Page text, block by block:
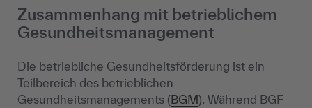
Zusammenhang mit betrieblichem
Gesundheitsmanagement
Die betriebliche Gesundheitsförderung ist ein
Teilbereich des betrieblichen
Gesundheitsmanagements (BGM). Während BGF